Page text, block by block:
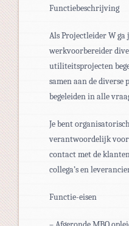
Functiebeschrijving
Als Projectleider W ga
werkvoorbereider
utiliteitsprojecten
samen aan de diverse
begeleiden in alle
Je bent
verantwoordelijk voor
contact met de
collega’s en
Functie-eisen